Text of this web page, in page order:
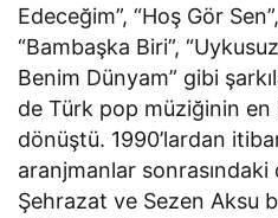
Edeceğim”, “Hoş Gör
“Bambaşka Biri”,
Benim Dünyam” gibi
de Türk pop müziğinin en
dönüştü. 1990’lardan
aranjmanlar
Şehrazat ve Sezen Aksu